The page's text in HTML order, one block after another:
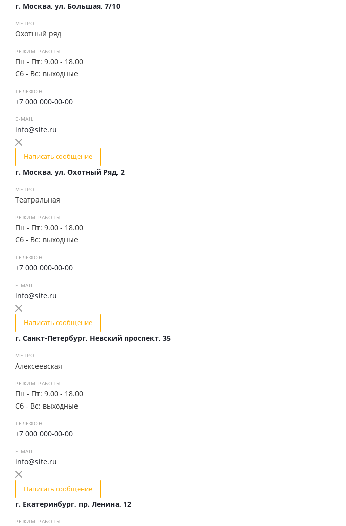
г. Москва, ул. Большая, 7/10
МЕТРО
Охотный ряд
РЕЖИМ РАБОТЫ
Пн - Пт: 9.00 - 18.00
Сб - Вс: выходные
ТЕЛЕФОН
+7 000 000-00-00
E-MAIL
info@site.ru
Написать сообщение
г. Москва, ул. Охотный Ряд, 2
МЕТРО
Театральная
РЕЖИМ РАБОТЫ
Пн - Пт: 9.00 - 18.00
Сб - Вс: выходные
ТЕЛЕФОН
+7 000 000-00-00
E-MAIL
info@site.ru
Написать сообщение
г. Санкт-Петербург, Невский проспект, 35
МЕТРО
Алексеевская
РЕЖИМ РАБОТЫ
Пн - Пт: 9.00 - 18.00
Сб - Вс: выходные
ТЕЛЕФОН
+7 000 000-00-00
E-MAIL
info@site.ru
Написать сообщение
г. Екатеринбург, пр. Ленина, 12
РЕЖИМ РАБОТЫ